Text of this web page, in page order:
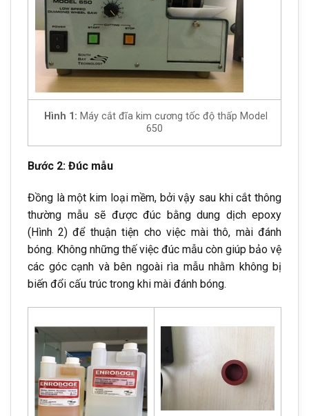
Hình 1: Máy cắt đĩa kim cương tốc độ thấp Model
650
Bước 2: Đúc mẫu
Đồng là một kim loại mềm, bởi vậy sau khi cắt thông
thường mẫu sẽ được đúc bằng dung dịch epoxy
(Hình 2) để thuận tiện cho việc mài thô, mài đánh
bóng. Không những thế việc đúc mẫu còn giúp bảo vệ
các góc cạnh và bên ngoài rìa mẫu nhằm không bị
biến đổi cấu trúc trong khi mài đánh bóng.